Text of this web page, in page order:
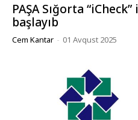
PAŞA Sığorta
başlayıb
Cem Kantar - 01 Avqust 2025